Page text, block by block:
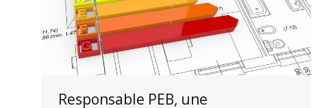
Responsable PEB, une